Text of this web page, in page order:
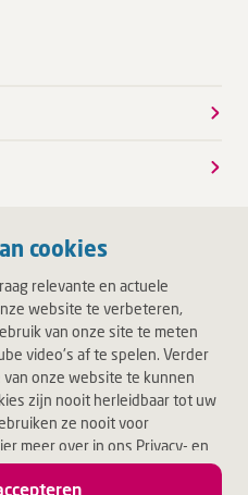
cookies
relevante en actuele
website te verbeteren,
van onze site te meten
video's af te spelen. Verder
onze website te kunnen
zijn nooit herleidbaar tot uw
ze nooit voor
meer over in ons Privacy- en
klikken, accepteert u alle